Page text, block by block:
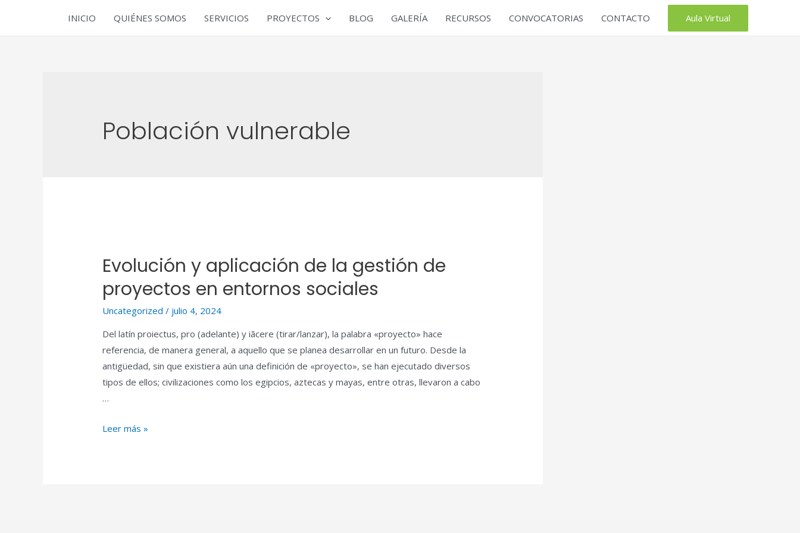
INICIO QUIÉNES SOMOS SERVICIOS PROYECTOS BLOG GALERÍA RECURSOS CONVOCATORIAS CONTACTO Aula Virtual
Población vulnerable
Evolución y aplicación de la gestión de
proyectos en entornos sociales
Uncategorized / julio 4, 2024
Del latín proiectus, pro (adelante) y iācere (tirar/lanzar), la palabra «proyecto» hace
referencia, de manera general, a aquello que se planea desarrollar en un futuro. Desde la
antigüedad, sin que existiera aún una definición de «proyecto», se han ejecutado diversos
tipos de ellos; civilizaciones como los egipcios, aztecas y mayas, entre otras, llevaron a cabo
…
Leer más »